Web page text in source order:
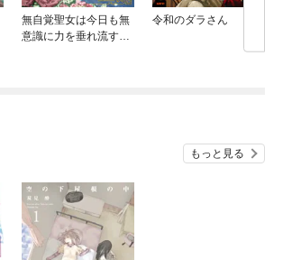
無自覚聖女は今日も無
意識に力を垂れ流す
令和のダラさん
もっと見る